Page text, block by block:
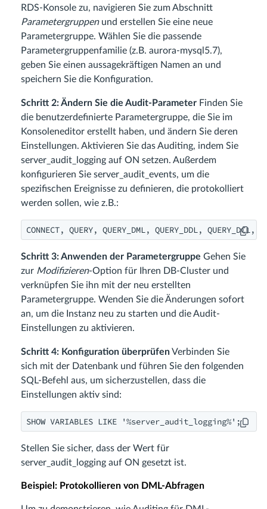
RDS-Konsole zu, navigieren Sie zum Abschnitt
Parametergruppenund erstellen Sie eine neue
Parametergruppe. Wählen Sie die passende
Parametergruppenfamilie (z.B. aurora-mysql5.7),
geben Sie einen aussagekräftigen Namen an und
speichern Sie die Konfiguration.
Schritt 2: Ändern Sie die Audit-Parameter Finden Sie
die benutzerdefinierte Parametergruppe, die Sie im
Konsoleneditor erstellt haben, und ändern Sie deren
Einstellungen. Aktivieren Sie das Auditing, indem Sie
server_audit_logging auf ON setzen. Außerdem
konfigurieren Sie server_audit_events, um die
spezifischen Ereignisse zu definieren, die protokolliert
werden sollen, wie z.B.:
CONNECT, QUERY, QUERY_DML, QUERY_DDL, QUERY_DCL,
Schritt 3: Anwenden der Parametergruppe Gehen Sie
zur Modifizieren-Option für Ihren DB-Cluster und
verknüpfen Sie ihn mit der neu erstellten
Parametergruppe. Wenden Sie die Änderungen sofort
an, um die Instanz neu zu starten und die Audit-
Einstellungen zu aktivieren.
Schritt 4: Konfiguration überprüfenVerbinden Sie
sich mit der Datenbank und führen Sie den folgenden
SQL-Befehl aus, um sicherzustellen, dass die
Einstellungen aktiv sind:
SHOW VARIABLES LIKE '%server_audit_logging%';
Stellen Sie sicher, dass der Wert für
server_audit_logging auf ON gesetzt ist.
Beispiel: Protokollieren von DML-Abfragen